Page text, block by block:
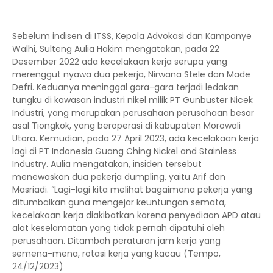
Sebelum indisen di ITSS, Kepala Advokasi dan Kampanye
Walhi, Sulteng Aulia Hakim mengatakan, pada 22
Desember 2022 ada kecelakaan kerja serupa yang
merenggut nyawa dua pekerja, Nirwana Stele dan Made
Defri. Keduanya meninggal gara-gara terjadi ledakan
tungku di kawasan industri nikel milik PT Gunbuster Nicek
Industri, yang merupakan perusahaan perusahaan besar
asal Tiongkok, yang beroperasi di kabupaten Morowali
Utara. Kemudian, pada 27 April 2023, ada kecelakaan kerja
lagi di PT Indonesia Guang Ching Nickel and Stainless
Industry. Aulia mengatakan, insiden tersebut
menewaskan dua pekerja dumpling, yaitu Arif dan
Masriadi. “Lagi-lagi kita melihat bagaimana pekerja yang
ditumbalkan guna mengejar keuntungan semata,
kecelakaan kerja diakibatkan karena penyediaan APD atau
alat keselamatan yang tidak pernah dipatuhi oleh
perusahaan. Ditambah peraturan jam kerja yang
semena-mena, rotasi kerja yang kacau (Tempo,
24/12/2023)